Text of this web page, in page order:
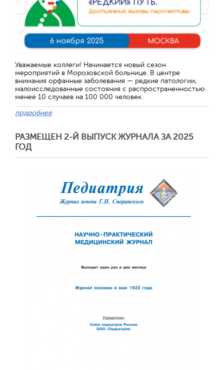
Уважаемые коллеги! Начинается новый сезон
мероприятий в Морозовской больнице. В центре
внимания орфанные заболевания — редкие патологии,
малоисследованные состояния с распространенностью
менее 10 случаев на 100 000 человек.
подробнее
РАЗМЕЩЕН 2-Й ВЫПУСК ЖУРНАЛА ЗА 2025
ГОД